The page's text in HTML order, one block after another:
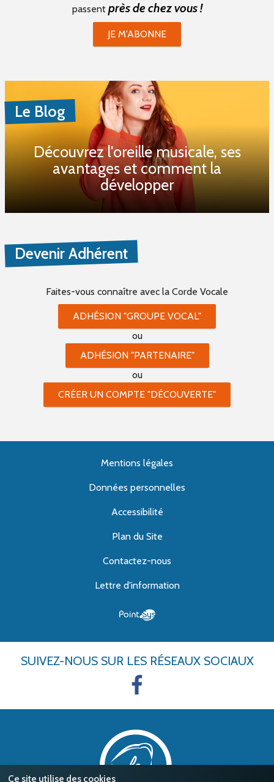
Ce site utilise des cookies
passent près de chez vous !
JE M'ABONNE
Le Blog
Découvrez l'oreille musicale, ses
avantages et comment la
développer
Devenir Adhérent
Faites-vous connaître avec la Corde Vocale
ADHÉSION "GROUPE VOCAL"
ou
ADHÉSION "PARTENAIRE"
ou
CRÉER UN COMPTE "DÉCOUVERTE"
Mentions légales
Données personnelles
Accessibilité
Plan du Site
Contactez-nous
Lettre d'information
SUIVEZ-NOUS SUR LES RÉSEAUX SOCIAUX